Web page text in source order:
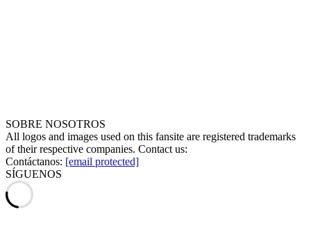
SOBRE NOSOTROS
All logos and images used on this fansite are registered trademarks
of their respective companies. Contact us:
Contáctanos: [email protected]
SÍGUENOS